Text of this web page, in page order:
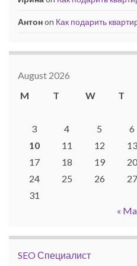
Антонon Как подарить
August 2026
M
T W T
3
4 5 6
10
11 12 13
17
18 19 20
24
25 26 27
31
«
SEO Специалист